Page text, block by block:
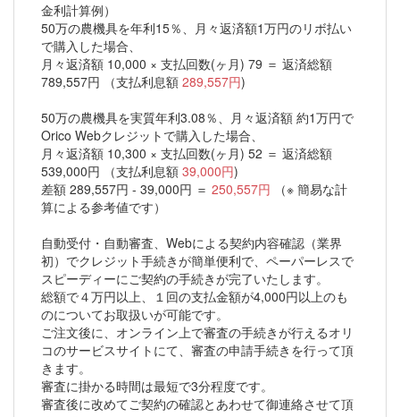
金利計算例）
50万の農機具を年利15％、月々返済額1万円のリボ払い
で購入した場合、
月々返済額 10,000 × 支払回数(ヶ月) 79 ＝ 返済総額
789,557円 （支払利息額 289,557円)
50万の農機具を実質年利3.08％、月々返済額 約1万円で
Orico Webクレジットで購入した場合、
月々返済額 10,300 × 支払回数(ヶ月) 52 ＝ 返済総額
539,000円 （支払利息額 39,000円)
差額 289,557円 - 39,000円 ＝ 250,557円 （※ 簡易な計
算による参考値です）
自動受付・自動審査、Webによる契約内容確認（業界
初）でクレジット手続きが簡単便利で、ペーパーレスで
スピーディーにご契約の手続きが完了いたします。
総額で４万円以上、１回の支払金額が4,000円以上のも
のについてお取扱いが可能です。
ご注文後に、オンライン上で審査の手続きが行えるオリ
コのサービスサイトにて、審査の申請手続きを行って頂
きます。
審査に掛かる時間は最短で3分程度です。
審査後に改めてご契約の確認とあわせて御連絡させて頂